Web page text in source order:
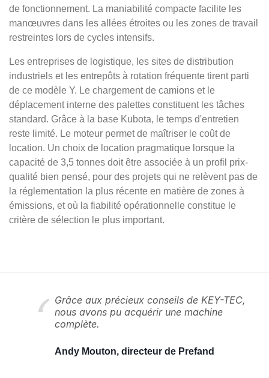
de fonctionnement. La maniabilité compacte facilite les
manœuvres dans les allées étroites ou les zones de travail
restreintes lors de cycles intensifs.
Les entreprises de logistique, les sites de distribution
industriels et les entrepôts à rotation fréquente tirent parti
de ce modèle Y. Le chargement de camions et le
déplacement interne des palettes constituent les tâches
standard. Grâce à la base Kubota, le temps d'entretien
reste limité. Le moteur permet de maîtriser le coût de
location. Un choix de location pragmatique lorsque la
capacité de 3,5 tonnes doit être associée à un profil prix-
qualité bien pensé, pour des projets qui ne relèvent pas de
la réglementation la plus récente en matière de zones à
émissions, et où la fiabilité opérationnelle constitue le
critère de sélection le plus important.
Grâce aux précieux conseils de KEY-TEC,
nous avons pu acquérir une machine
complète.
Andy Mouton, directeur de Prefand